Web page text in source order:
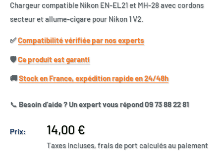
Chargeur compatible Nikon EN-EL21 et MH-28 avec cordons
secteur et allume-cigare pour Nikon 1 V2.
✅​Compatibilité vérifiée par nos experts
🛡️​Ce produit est garanti
🚚​Stock en France, expédition rapide en 24/48h
📞 Besoin d’aide ? Un expert vous répond 09 73 88 22 81
Prix:
Prix
réduit
14,00 €
Taxes incluses, frais de port calculés au paiement